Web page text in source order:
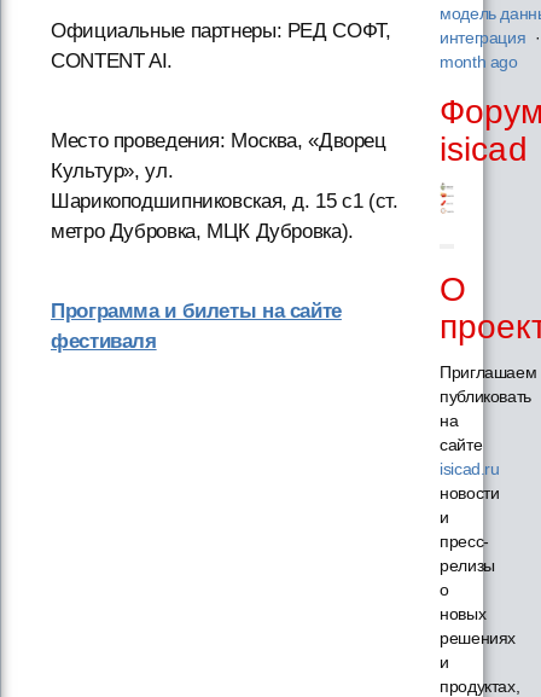
Официальные партнеры: РЕД СОФТ,
CONTENT AI.
Место проведения: Москва, «Дворец
Культур», ул.
Шарикоподшипниковская, д. 15 с1 (ст.
метро Дубровка, МЦК Дубровка).
Программа и билеты на сайте
фестиваля
модель
интеграция
month ago
isicad
О
Приглашаем
публиковать
на
сайте
isicad.ru
новости
и
пресс-
релизы
о
новых
решениях
и
продуктах,